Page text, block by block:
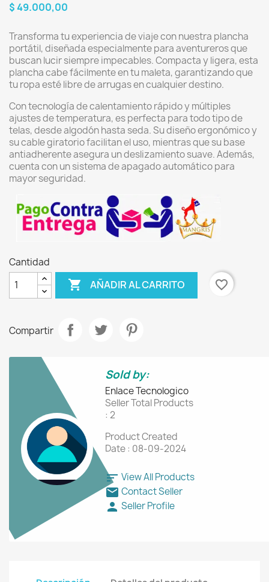
$ 49.000,00
Transforma tu experiencia de viaje con nuestra plancha
portátil, diseñada especialmente para aventureros que
buscan lucir siempre impecables. Compacta y ligera, esta
plancha cabe fácilmente en tu maleta, garantizando que
tu ropa esté libre de arrugas en cualquier destino.
Con tecnología de calentamiento rápido y múltiples
ajustes de temperatura, es perfecta para todo tipo de
telas, desde algodón hasta seda. Su diseño ergonómico y
su cable giratorio facilitan el uso, mientras que su base
antiadherente asegura un deslizamiento suave. Además,
cuenta con un sistema de apagado automático para
mayor seguridad.
Cantidad
 AÑADIR AL CARRITO favorite_border
Compartir
Sold by:
Enlace Tecnologico
Seller Total Products
: 2
Product Created
Date : 08-09-2024
sort View All Products
mail Contact Seller
person Seller Profile